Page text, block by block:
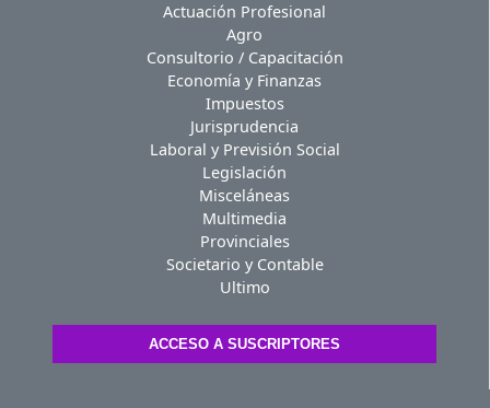
Actuación Profesional
Agro
Consultorio / Capacitación
Economía y Finanzas
Impuestos
Jurisprudencia
Laboral y Previsión Social
Legislación
Misceláneas
Multimedia
Provinciales
Societario y Contable
Ultimo
ACCESO A SUSCRIPTORES